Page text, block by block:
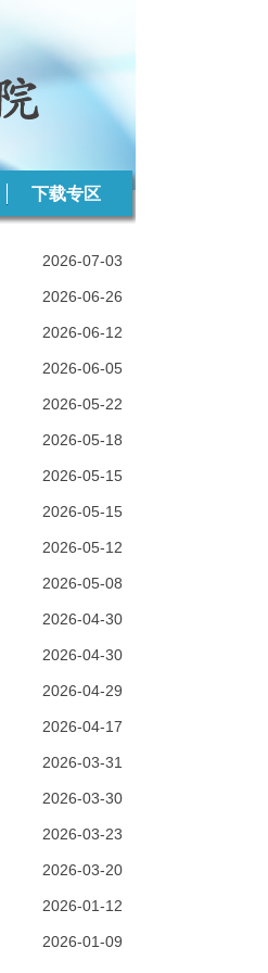
下载专区
2026-07-03
2026-06-26
2026-06-12
2026-06-05
2026-05-22
2026-05-18
2026-05-15
2026-05-15
2026-05-12
2026-05-08
2026-04-30
2026-04-30
2026-04-29
2026-04-17
2026-03-31
2026-03-30
2026-03-23
2026-03-20
2026-01-12
2026-01-09